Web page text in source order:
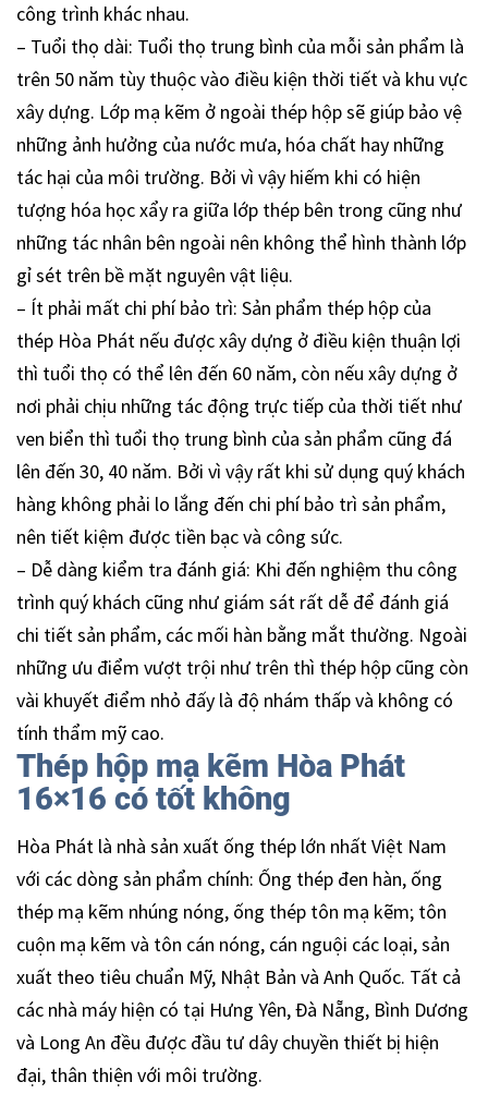
công trình khác nhau.
– Tuổi thọ dài: Tuổi thọ trung bình của mỗi sản phẩm là
trên 50 năm tùy thuộc vào điều kiện thời tiết và khu vực
xây dựng. Lớp mạ kẽm ở ngoài thép hộp sẽ giúp bảo vệ
những ảnh hưởng của nước mưa, hóa chất hay những
tác hại của môi trường. Bởi vì vậy hiếm khi có hiện
tượng hóa học xẩy ra giữa lớp thép bên trong cũng như
những tác nhân bên ngoài nên không thể hình thành lớp
gỉ sét trên bề mặt nguyên vật liệu.
– Ít phải mất chi phí bảo trì: Sản phẩm thép hộp của
thép Hòa Phát nếu được xây dựng ở điều kiện thuận lợi
thì tuổi thọ có thể lên đến 60 năm, còn nếu xây dựng ở
nơi phải chịu những tác động trực tiếp của thời tiết như
ven biển thì tuổi thọ trung bình của sản phẩm cũng đá
lên đến 30, 40 năm. Bởi vì vậy rất khi sử dụng quý khách
hàng không phải lo lắng đến chi phí bảo trì sản phẩm,
nên tiết kiệm được tiền bạc và công sức.
– Dễ dàng kiểm tra đánh giá: Khi đến nghiệm thu công
trình quý khách cũng như giám sát rất dễ để đánh giá
chi tiết sản phẩm, các mối hàn bằng mắt thường. Ngoài
những ưu điểm vượt trội như trên thì thép hộp cũng còn
vài khuyết điểm nhỏ đấy là độ nhám thấp và không có
tính thẩm mỹ cao.
Thép hộp mạ kẽm Hòa Phát
16×16 có tốt không
Hòa Phát là nhà sản xuất ống thép lớn nhất Việt Nam
với các dòng sản phẩm chính: Ống thép đen hàn, ống
thép mạ kẽm nhúng nóng, ống thép tôn mạ kẽm; tôn
cuộn mạ kẽm và tôn cán nóng, cán nguội các loại, sản
xuất theo tiêu chuẩn Mỹ, Nhật Bản và Anh Quốc. Tất cả
các nhà máy hiện có tại Hưng Yên, Đà Nẵng, Bình Dương
và Long An đều được đầu tư dây chuyền thiết bị hiện
đại, thân thiện với môi trường.